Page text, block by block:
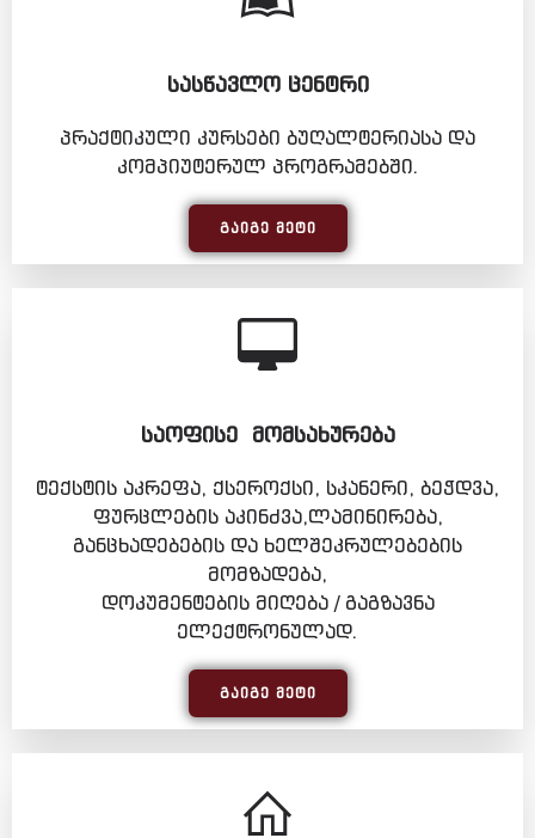
ᲡᲐᲡᲬᲐᲕᲚᲝ ᲪᲔᲜᲢᲠᲘ
პრაქტიკული კურსები ბუღალტერიასა და
კომპიუტერულ პროგრამებში.
ᲒᲐᲘᲒᲔ ᲛᲔᲢᲘ
ᲡᲐᲝᲤᲘᲡᲔ ᲛᲝᲛᲡᲐᲮᲣᲠᲔᲑᲐ
ტექსტის აკრეფა, ქსეროქსი, სკანერი, ბეჭდვა,
ფურცლების აკინძვა,ლამინირება,
განცხადებების და ხელშეკრულებების
მომზადება,
დოკუმენტების მიღება / გაგზავნა
ელექტრონულად.
ᲒᲐᲘᲒᲔ ᲛᲔᲢᲘ